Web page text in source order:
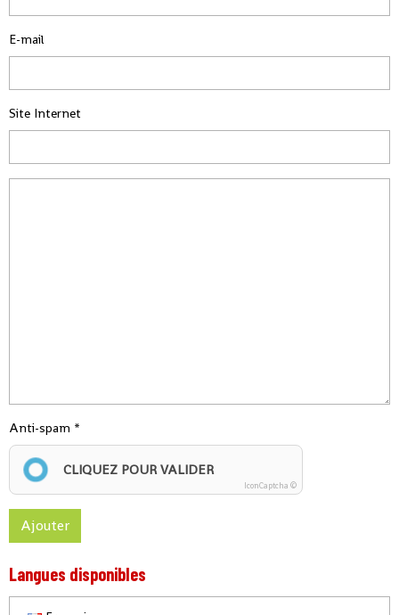
E-mail
Site Internet
Anti-spam
CLIQUEZ POUR VALIDER
IconCaptcha ©
Ajouter
Langues disponibles